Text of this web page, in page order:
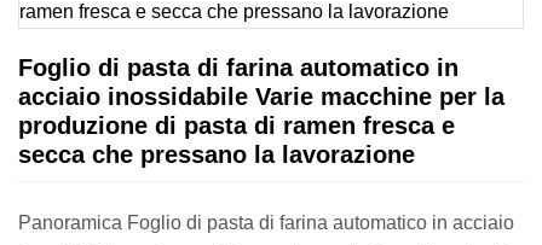
Foglio di pasta di farina automatico in
acciaio inossidabile Varie macchine per la
produzione di pasta di ramen fresca e
secca che pressano la lavorazione
Panoramica Foglio di pasta di farina automatico in acciaio